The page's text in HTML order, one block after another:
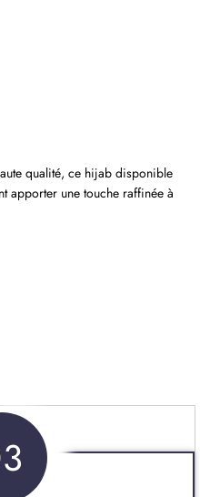
qualité, ce hijab disponible
apporter une touche raffinée à